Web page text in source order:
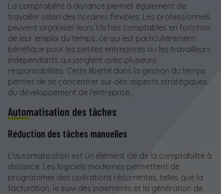
La comptabilité à distance permet également de
travailler selon des horaires flexibles. Les professionnels
peuvent organiser leurs tâches comptables en fonction
de leur emploi du temps, ce qui est particulièrement
bénéfique pour les petites entreprises ou les travailleurs
indépendants qui jonglent avec plusieurs
responsabilités. Cette liberté dans la gestion du temps
permet de se concentrer sur des aspects stratégiques
du développement de l'entreprise.
Automatisation des tâches
Réduction des tâches manuelles
L'automatisation est un élément clé de la comptabilité à
distance. Les logiciels modernes permettent de
programmer des opérations récurrentes, telles que la
facturation, le suivi des paiements et la génération de